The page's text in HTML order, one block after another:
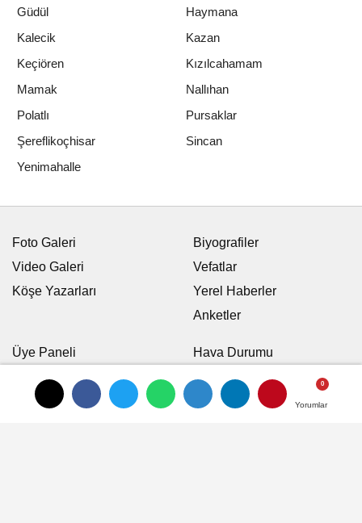
Yorumlar
Yorumlar
Güdül
Haymana
Kalecik
Kazan
Keçiören
Kızılcahamam
Mamak
Nallıhan
Polatlı
Pursaklar
Şereflikoçhisar
Sincan
Yenimahalle
Foto Galeri
Video Galeri
Köşe Yazarları
Biyografiler
Vefatlar
Yerel Haberler
Anketler
Üye Paneli
Günün Haberleri
Arşiv
Hava Durumu
Nöbetci Eczaneler
Namaz Vakitleri